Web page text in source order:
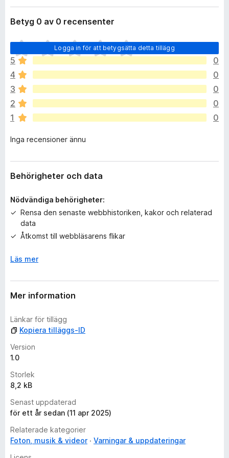
ö
r
i
r
e
f
o
x
g
Betyg 0 av 0 recensenter
Logga in för att betygsätta detta tillägg
D
e
t
f
i
n
n
s
n
a
b
t
g
n
5
0
4
0
3
0
2
0
1
0
Inga recensioner ännu
Behörigheter och data
Nödvändiga behörigheter:
Rensa den senaste webbhistoriken, kakor och relaterad
data
Åtkomst till webbläsarens flikar
Läs mer
Mer information
Länkar för tillägg
Kopiera tilläggs-ID
Version
1.0
Storlek
8,2 kB
Senast uppdaterad
för ett år sedan (11 apr 2025)
Relaterade kategorier
Foton, musik & videor
Varningar & uppdateringar